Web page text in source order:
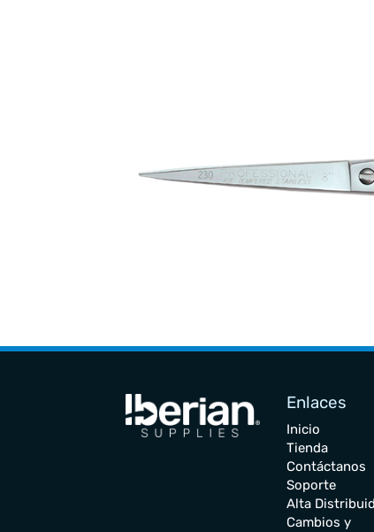
Enlaces
Inicio
Tienda
Contáctanos
Soporte
Alta
Cambios y